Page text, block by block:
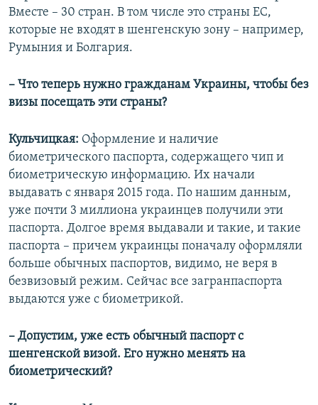
Вместе – 30 стран. В том числе это страны ЕС,
которые не входят в шенгенскую зону – например,
Румыния и Болгария.
– Что теперь нужно гражданам Украины, чтобы без
визы посещать эти страны?
Кульчицкая: Оформление и наличие
биометрического паспорта, содержащего чип и
биометрическую информацию. Их начали
выдавать с января 2015 года. По нашим данным,
уже почти 3 миллиона украинцев получили эти
паспорта. Долгое время выдавали и такие, и такие
паспорта – причем украинцы поначалу оформляли
больше обычных паспортов, видимо, не веря в
безвизовый режим. Сейчас все загранпаспорта
выдаются уже с биометрикой.
– Допустим, уже есть обычный паспорт с
шенгенской визой. Его нужно менять на
биометрический?